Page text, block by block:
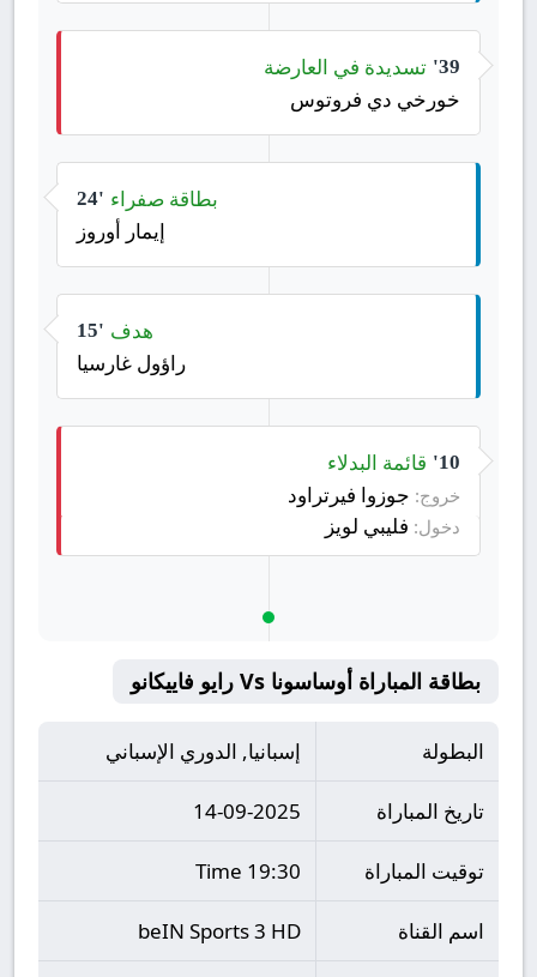
39' تسديدة في العارضة
خورخي دي فروتوس
24' بطاقة صفراء
إيمار أوروز
15' هدف
راؤول غارسيا
10' قائمة البدلاء
خروج: جوزوا فيرتراود
دخول: فليبي لويز
بطاقة المباراة أوساسونا Vs رايو فاييكانو
البطولة إسبانيا, الدوري الإسباني
تاريخ المباراة 14-09-2025
توقيت المباراة 19:30 Time
اسم القناة beIN Sports 3 HD